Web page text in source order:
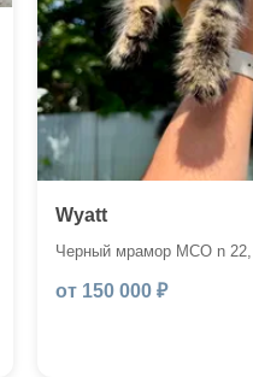
Wyatt
Черный мрамор MCO n
от 150 000 ₽